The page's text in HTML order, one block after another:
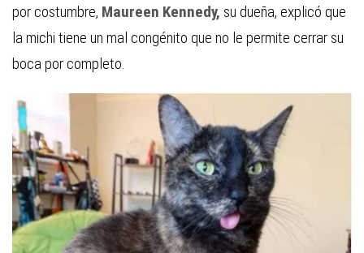
por costumbre, Maureen Kennedy, su dueña, explicó que
la michi tiene un mal congénito que no le permite cerrar su
boca por completo.